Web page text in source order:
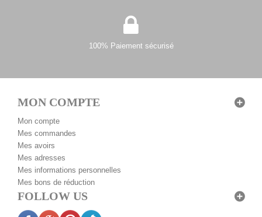
100% Paiement sécurisé
MON COMPTE
Mon compte
Mes commandes
Mes avoirs
Mes adresses
Mes informations personnelles
Mes bons de réduction
FOLLOW US